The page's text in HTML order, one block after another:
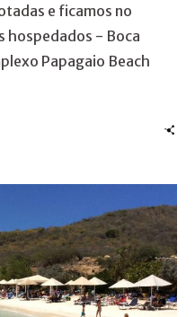
e ficamos no
hospedados - Boca
Papagaio Beach